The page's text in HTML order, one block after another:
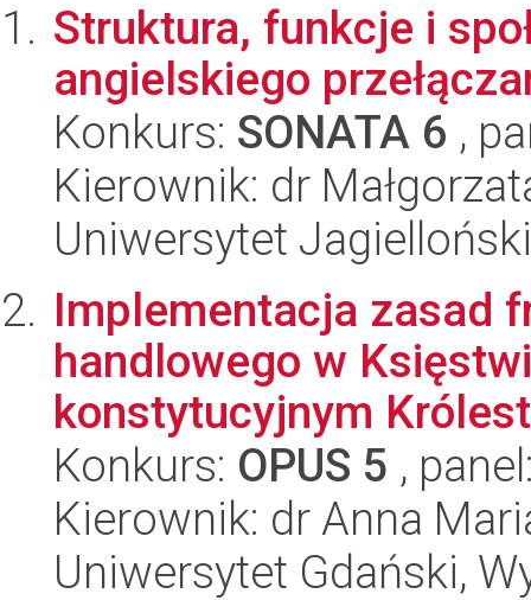
Struktura, funkcje i
angielskiego
Konkurs: SONATA 6 ,
Kierownik: dr
Uniwersytet
Implementacja zasad
handlowego w
konstytucyjnym
Konkurs: OPUS 5 ,
Kierownik: dr Anna
Uniwersytet Gdański,